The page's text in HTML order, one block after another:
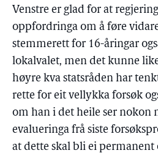
Venstre er glad for at
oppfordringa om å føre
stemmerett for 16-åringar
lokalvalet, men det kunne
høyre kva statsråden har
rette for eit vellykka forsøk
om han i det heile ser nokon
evalueringa frå siste
at dette skal bli ei permanent